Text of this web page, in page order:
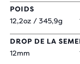
POIDS
12,2oz / 345,9g
DROP DE LA
12mm